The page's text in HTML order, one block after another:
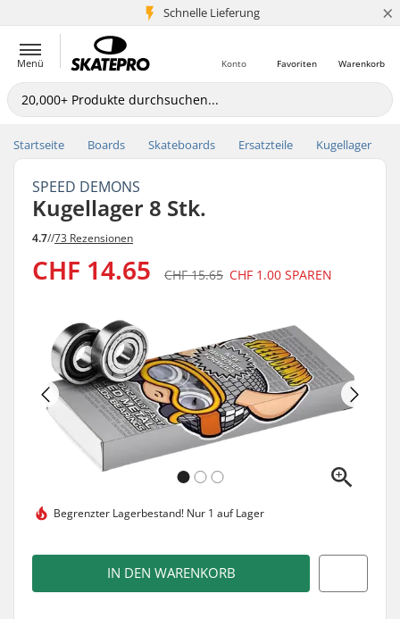
Schnelle Lieferung
5+ Mio. Kunden ×
Menü Warenkorb
Favoriten
Konto
Startseite Boards Skateboards Ersatzteile Kugellager
SPEED DEMONS
Kugellager 8 Stk.
4.7//73 Rezensionen
CHF 14.65 CHF 15.65 CHF 1.00 SPAREN
Begrenzter Lagerbestand! Nur 1 auf Lager
IN DEN WARENKORB